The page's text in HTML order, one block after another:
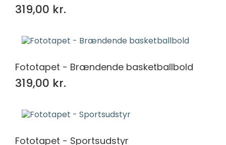
319,00 kr.
Fototapet - Brændende basketballbold
319,00 kr.
Fototapet - Sportsudstyr